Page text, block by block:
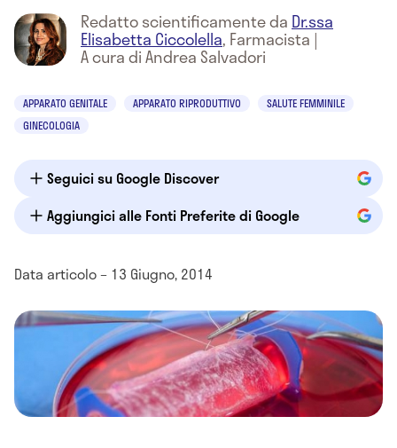
Redatto scientificamente da Dr.ssa
Elisabetta Ciccolella, Farmacista |
A cura di Andrea Salvadori
APPARATO GENITALE APPARATO RIPRODUTTIVO
SALUTE FEMMINILE
GINECOLOGIA
Seguici su Google Discover
Aggiungici alle Fonti Preferite di Google
Data articolo – 13 Giugno, 2014